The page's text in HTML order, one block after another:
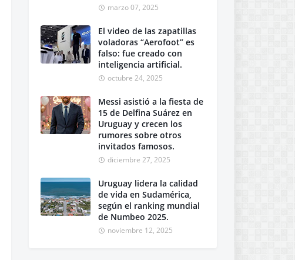
marzo 07, 2025
El video de las zapatillas
voladoras “Aerofoot” es
falso: fue creado con
inteligencia artificial.
octubre 24, 2025
Messi asistió a la fiesta de
15 de Delfina Suárez en
Uruguay y crecen los
rumores sobre otros
invitados famosos.
diciembre 27, 2025
Uruguay lidera la calidad
de vida en Sudamérica,
según el ranking mundial
de Numbeo 2025.
noviembre 12, 2025